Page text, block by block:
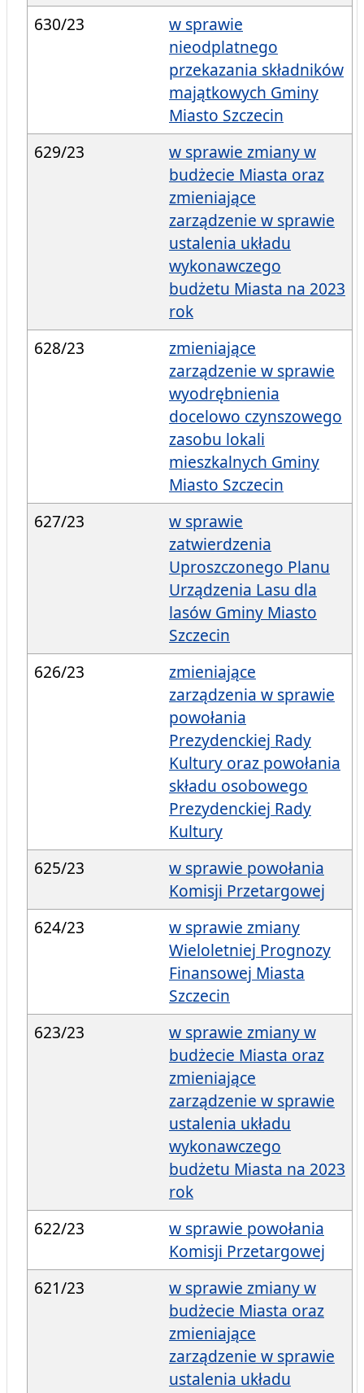
630/23
w sprawie
nieodplatnego
przekazania składników
majątkowych Gminy
Miasto Szczecin
629/23
w sprawie zmiany w
budżecie Miasta oraz
zmieniające
zarządzenie w sprawie
ustalenia układu
wykonawczego
budżetu Miasta na 2023
rok
628/23
zmieniające
zarządzenie w sprawie
wyodrębnienia
docelowo czynszowego
zasobu lokali
mieszkalnych Gminy
Miasto Szczecin
627/23
w sprawie
zatwierdzenia
Uproszczonego Planu
Urządzenia Lasu dla
lasów Gminy Miasto
Szczecin
626/23
zmieniające
zarządzenia w sprawie
powołania
Prezydenckiej Rady
Kultury oraz powołania
składu osobowego
Prezydenckiej Rady
Kultury
625/23
w sprawie powołania
Komisji Przetargowej
624/23
w sprawie zmiany
Wieloletniej Prognozy
Finansowej Miasta
Szczecin
623/23
w sprawie zmiany w
budżecie Miasta oraz
zmieniające
zarządzenie w sprawie
ustalenia układu
wykonawczego
budżetu Miasta na 2023
rok
622/23
w sprawie powołania
Komisji Przetargowej
621/23
w sprawie zmiany w
budżecie Miasta oraz
zmieniające
zarządzenie w sprawie
ustalenia układu